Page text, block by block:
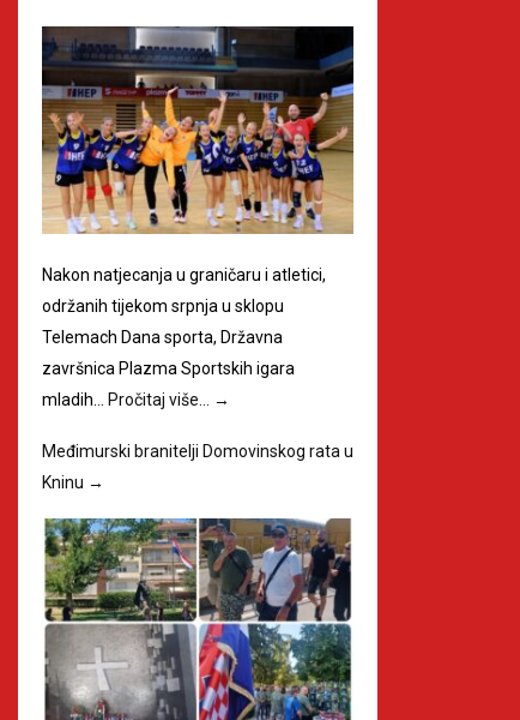
Nakon natjecanja u graničaru i atletici,
održanih tijekom srpnja u sklopu
Telemach Dana sporta, Državna
završnica Plazma Sportskih igara
mladih…
Pročitaj više… →
Međimurski branitelji Domovinskog rata u
Kninu →